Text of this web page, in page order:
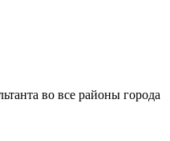
во все районы города